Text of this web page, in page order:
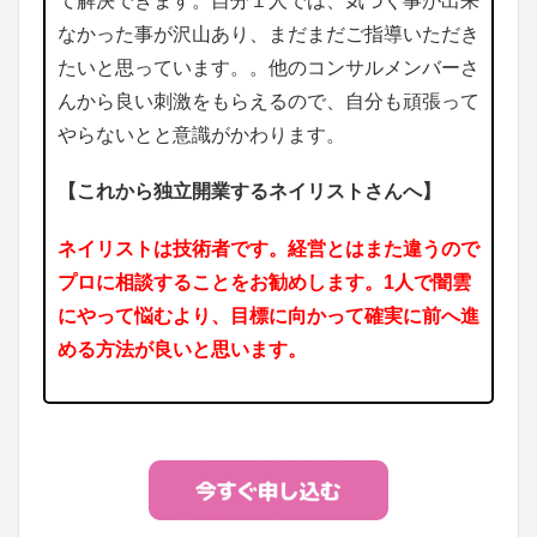
なかった事が沢山あり、まだまだご指導いただき
たいと思っています。。他のコンサルメンバーさ
んから良い刺激をもらえるので、自分も頑張って
やらないとと意識がかわります。
【これから独立開業するネイリストさんへ】
ネイリストは技術者です。経営とはまた違うので
プロに相談することをお勧めします。1人で闇雲
にやって悩むより、目標に向かって確実に前へ進
める方法が良いと思います。